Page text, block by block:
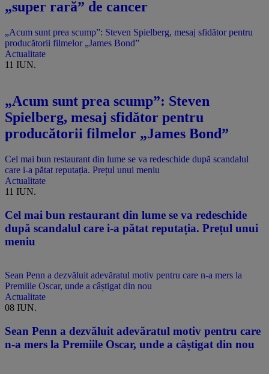
„super rară” de cancer
„Acum sunt prea scump”: Steven Spielberg, mesaj sfidător pentru
producătorii filmelor „James Bond”
Actualitate
11 IUN.
„Acum sunt prea scump”: Steven
Spielberg, mesaj sfidător pentru
producătorii filmelor „James Bond”
Cel mai bun restaurant din lume se va redeschide după scandalul
care i-a pătat reputația. Prețul unui meniu
Actualitate
11 IUN.
Cel mai bun restaurant din lume se va redeschide
după scandalul care i-a pătat reputația. Prețul unui
meniu
Sean Penn a dezvăluit adevăratul motiv pentru care n-a mers la
Premiile Oscar, unde a câștigat din nou
Actualitate
08 IUN.
Sean Penn a dezvăluit adevăratul motiv pentru care
n-a mers la Premiile Oscar, unde a câștigat din nou